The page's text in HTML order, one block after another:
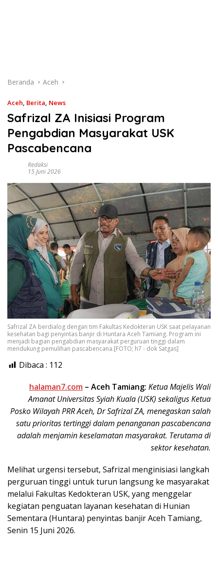
Beranda Aceh
Aceh, Berita, News
Safrizal ZA Inisiasi Program
Pengabdian Masyarakat USK
Pascabencana
Redaksi
15 Juni 2026
Safrizal ZA berdialog dengan tim Fakultas Kedokteran USK saat pelayanan
kesehatan bagi penyintas banjir di Huntara Aceh Tamiang. Program ini
menjadi bagian pengabdian masyarakat perguruan tinggi dalam
mendukung pemulihan pascabencana.[FOTO; h7 - dok Satgas]
Dibaca : 112
halaman7.com – Aceh Tamiang: Ketua Majelis Wali
Amanat Universitas Syiah Kuala (USK) sekaligus Ketua
Posko Wilayah PRR Aceh, Dr Safrizal ZA, menegaskan salah
satu prioritas tertinggi dalam penanganan pascabencana
adalah menjamin keselamatan masyarakat. Terutama di
sektor kesehatan.
Melihat urgensi tersebut, Safrizal menginisiasi langkah
perguruan tinggi untuk turun langsung ke masyarakat
melalui Fakultas Kedokteran USK, yang menggelar
kegiatan penguatan layanan kesehatan di Hunian
Sementara (Huntara) penyintas banjir Aceh Tamiang,
Senin 15 Juni 2026.